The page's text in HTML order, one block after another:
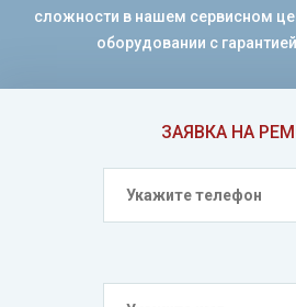
ЗАЯВКА НА
сложности в нашем сервисном
оборудовании с